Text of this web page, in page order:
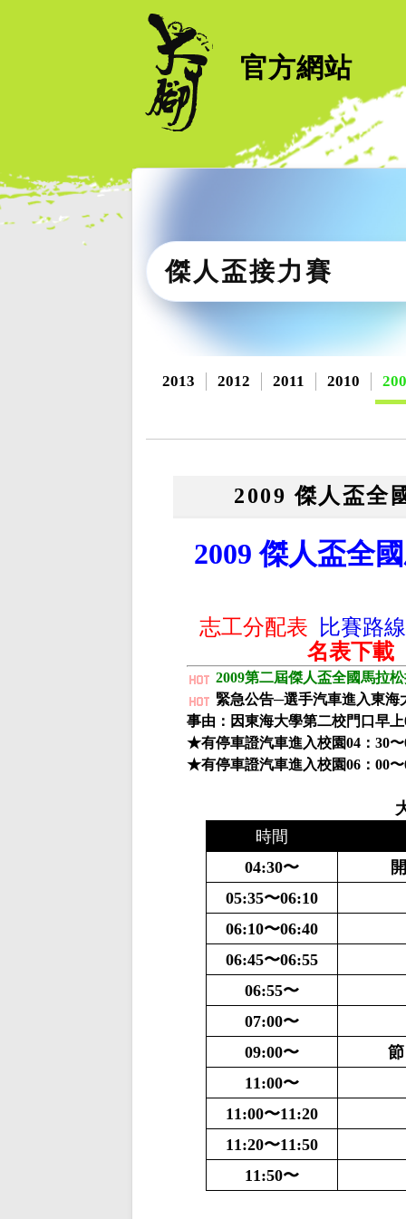
官方網站
傑人盃接力賽
2013 2012 2011 2010
2009 傑人盃全
2009傑人盃全
志工分配表
比賽路
名表下載
2009第二屆傑人盃全國馬拉
緊急公告─選手汽車進入東海
事由：因東海大學第二校門口早
★有停車證汽車進入校園04：30
★有停車證汽車進入校園06：00
時間
04:30〜
05:35〜06:10
06:10〜06:40
06:45〜06:55
06:55〜
07:00〜
09:00〜
11:00〜
11:00〜11:20
11:20〜11:50
11:50〜